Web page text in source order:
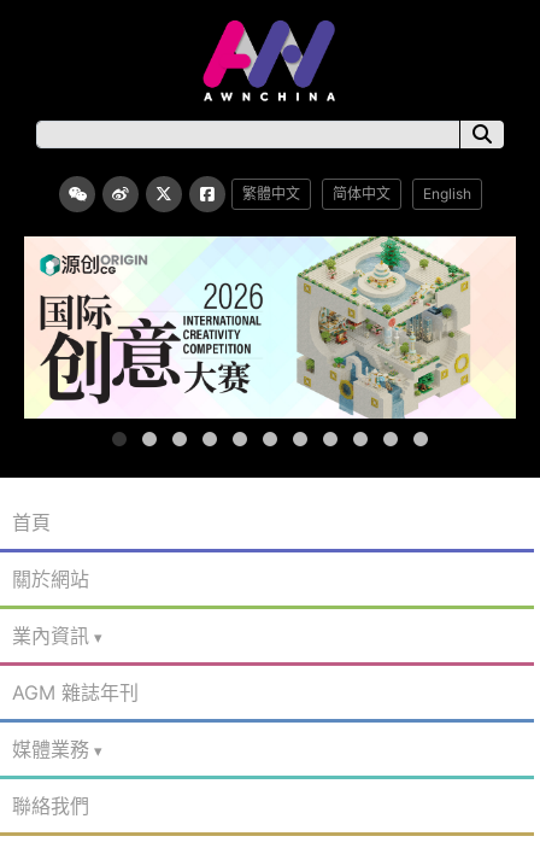
繁體中文 简体中文 English
首頁
關於網站
業內資訊
AGM 雜誌年刊
媒體業務
聯絡我們